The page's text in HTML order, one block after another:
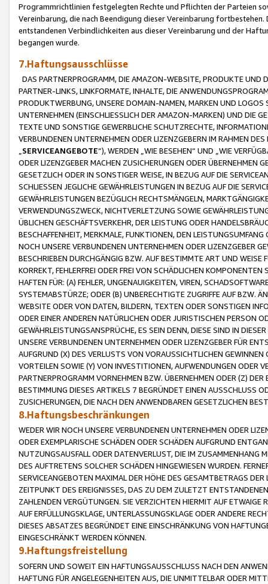
Programmrichtlinien festgelegten Rechte und Pflichten der Parteien
Vereinbarung, die nach Beendigung dieser Vereinbarung
entstandenen Verbindlichkeiten aus dieser Vereinbarung und der
begangen wurde.
7.Haftungsausschlüsse
DAS PARTNERPROGRAMM, DIE AMAZON-WEBSITE, PRODUKTE UND
PARTNER-LINKS, LINKFORMATE, INHALTE, DIE
PRODUKTWERBUNG, UNSERE DOMAIN-NAMEN, MARKEN UND
UNTERNEHMEN (EINSCHLIESSLICH DER AMAZON-MARKEN) UND DIE
TEXTE UND SONSTIGE GEWERBLICHE SCHUTZRECHTE,
VERBUNDENEN UNTERNEHMEN ODER LIZENZGEBERN IM RAHMEN
SERVICEANGEBOTE“), WERDEN „WIE BESEHEN“ UND „WIE
ODER LIZENZGEBER MACHEN ZUSICHERUNGEN ODER ÜBERNEHMEN
GESETZLICH ODER IN SONSTIGER WEISE, IN BEZUG AUF DIE
SCHLIESSEN JEGLICHE GEWÄHRLEISTUNGEN IN BEZUG AUF DIE
GEWÄHRLEISTUNGEN BEZÜGLICH RECHTSMÄNGELN,
VERWENDUNGSZWECK, NICHTVERLETZUNG SOWIE
ÜBLICHEN GESCHÄFTSVERKEHR, DER LEISTUNG ODER
BESCHAFFENHEIT, MERKMALE, FUNKTIONEN, DEN
NOCH UNSERE VERBUNDENEN UNTERNEHMEN ODER LIZENZGEBER
BESCHRIEBEN DURCHGÄNGIG BZW. AUF BESTIMMTE ART UND
KORREKT, FEHLERFREI ODER FREI VON SCHÄDLICHEN
HAFTEN FÜR: (A) FEHLER, UNGENAUIGKEITEN, VIREN,
SYSTEMABSTÜRZE; ODER (B) UNBERECHTIGTE ZUGRIFFE AUF BZW.
WEBSITE ODER VON DATEN, BILDERN, TEXTEN ODER SONSTIGEN
ODER EINER ANDEREN NATÜRLICHEN ODER JURISTISCHEN PERSON
GEWÄHRLEISTUNGSANSPRÜCHE, ES SEIN DENN, DIESE SIND IN
UNSERE VERBUNDENEN UNTERNEHMEN ODER LIZENZGEBER FÜR
AUFGRUND (X) DES VERLUSTS VON VORAUSSICHTLICHEN
VORTEILEN SOWIE (Y) VON INVESTITIONEN, AUFWENDUNGEN ODER
PARTNERPROGRAMM VORNEHMEN BZW. ÜBERNEHMEN ODER (Z)
BESTIMMUNG DIESES ARTIKELS 7 BEGRÜNDET EINEN AUSSCHLUSS
ZUSICHERUNGEN, DIE NACH DEN ANWENDBAREN GESETZLICHEN
8.Haftungsbeschränkungen
WEDER WIR NOCH UNSERE VERBUNDENEN UNTERNEHMEN ODER
ODER EXEMPLARISCHE SCHÄDEN ODER SCHÄDEN AUFGRUND
NUTZUNGSAUSFALL ODER DATENVERLUST, DIE IM ZUSAMMENHANG
DES AUFTRETENS SOLCHER SCHÄDEN HINGEWIESEN WURDEN.
SERVICEANGEBOTEN MAXIMAL DER HÖHE DES GESAMTBETRAGS
ZEITPUNKT DES EREIGNISSES, DAS ZU DEM ZULETZT
ZAHLENDEN VERGÜTUNGEN. SIE VERZICHTEN HIERMIT AUF
AUF ERFÜLLUNGSKLAGE, UNTERLASSUNGSKLAGE ODER ANDERE
DIESES ABSATZES BEGRÜNDET EINE EINSCHRÄNKUNG VON
EINGESCHRÄNKT WERDEN KÖNNEN.
9.Haftungsfreistellung
SOFERN UND SOWEIT EIN HAFTUNGSAUSSCHLUSS NACH DEN
HAFTUNG FÜR ANGELEGENHEITEN AUS, DIE UNMITTELBAR ODER